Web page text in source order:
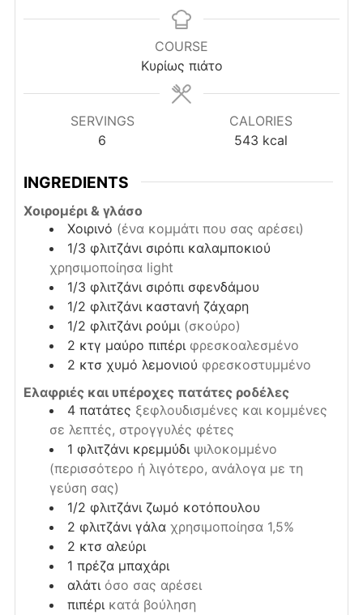
COURSE
Κυρίως πιάτο
SERVINGS
6
CALORIES
543 kcal
INGREDIENTS
Χοιρομέρι & γλάσο
Χοιρινό (ένα κομμάτι που σας αρέσει)
1/3 φλιτζάνι σιρόπι καλαμποκιού
χρησιμοποίησα light
1/3 φλιτζάνι σιρόπι σφενδάμου
1/2 φλιτζάνι καστανή ζάχαρη
1/2 φλιτζάνι ρούμι (σκούρο)
2 κτγ μαύρο πιπέρι φρεσκοαλεσμένο
2 κτσ χυμό λεμονιού φρεσκοστυμμένο
Ελαφριές και υπέροχες πατάτες ροδέλες
4 πατάτες ξεφλουδισμένες και κομμένες
σε λεπτές, στρογγυλές φέτες
1 φλιτζάνι κρεμμύδι ψιλοκομμένο
(περισσότερο ή λιγότερο, ανάλογα με τη
γεύση σας)
1/2 φλιτζάνι ζωμό κοτόπουλου
2 φλιτζάνι γάλα χρησιμοποίησα 1,5%
2 κτσ αλεύρι
1 πρέζα μπαχάρι
αλάτι όσο σας αρέσει
πιπέρι κατά βούληση